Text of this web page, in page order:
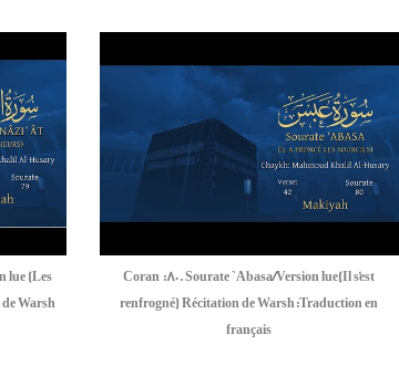
lue (Les
de Warsh
Coran :80. Sourate `Abasa/Version lue(Il s'est
renfrogné) Récitation de Warsh:Traduction en
français